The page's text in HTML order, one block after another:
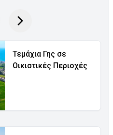
Τεμάχια Γης σε
Οικιστικές Περιοχές